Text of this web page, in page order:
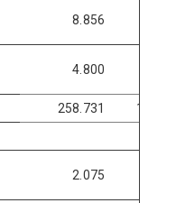
8.856
4.800
258.731
11.836
2.075